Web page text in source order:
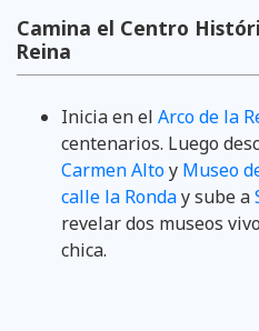
Camina el Centro
Reina
Inicia en el Arco de la
centenarios. Luego
Carmen Altoy Museo
calle la Ronday sube a
revelar dos museos
chica.